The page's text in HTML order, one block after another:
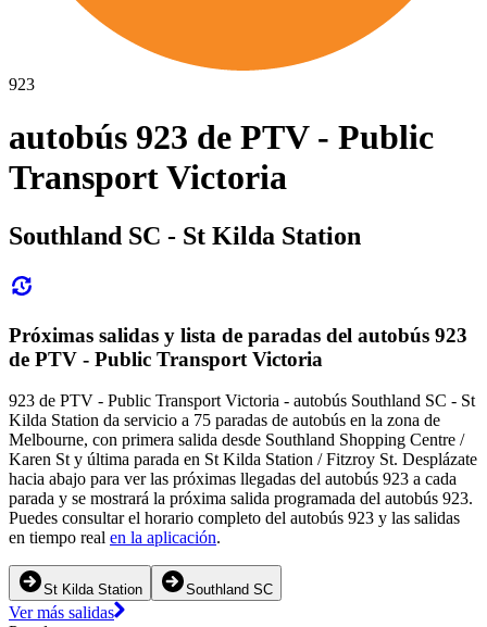
923
autobús 923 de PTV - Public
Transport Victoria
Southland SC - St Kilda Station
Próximas salidas y lista de paradas del autobús 923
de PTV - Public Transport Victoria
923 de PTV - Public Transport Victoria - autobús Southland SC - St
Kilda Station da servicio a 75 paradas de autobús en la zona de
Melbourne, con primera salida desde Southland Shopping Centre /
Karen St y última parada en St Kilda Station / Fitzroy St. Desplázate
hacia abajo para ver las próximas llegadas del autobús 923 a cada
parada y se mostrará la próxima salida programada del autobús 923.
Puedes consultar el horario completo del autobús 923 y las salidas
en tiempo real en la aplicación.
St Kilda Station Southland SC
Ver más salidas